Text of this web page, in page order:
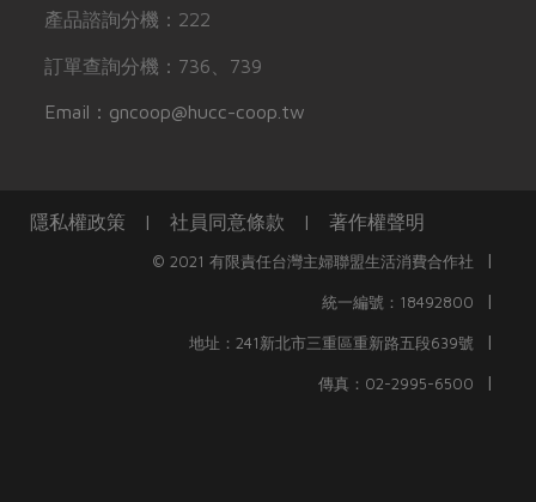
產品諮詢分機：222
訂單查詢分機：736、739
Email：gncoop@hucc-coop.tw
隱私權政策 | 社員同意條款 | 著作權聲明
© 2021 有限責任台灣主婦聯盟生活消費合作社 |
統一編號：18492800 |
地址：241新北市三重區重新路五段639號 |
傳真：02-2995-6500 |